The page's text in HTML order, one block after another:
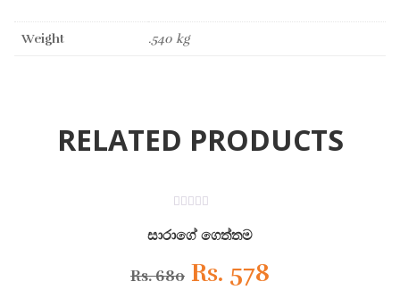
Weight .540 kg
RELATED PRODUCTS
out
of
සාරාගේ ගෙත්තම
Rs.680 Original
Rs. 578